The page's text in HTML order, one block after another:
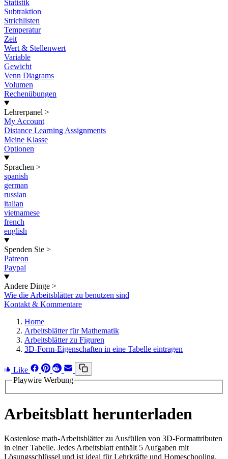
Statistik
Subtraktion
Strichlisten
Temperatur
Zeit
Wert & Stellenwert
Variable
Gewicht
Venn Diagrams
Volumen
Rechenübungen
Lehrerpanel >
My Account
Distance Learning Assignments
Meine Klasse
Optionen
Sprachen >
spanish
german
russian
italian
vietnamese
french
english
Spenden Sie >
Patreon
Paypal
Andere Dinge >
Wie die Arbeitsblätter zu benutzen sind
Kontakt & Kommentare
Home
Arbeitsblätter für Mathematik
Arbeitsblätter zu Figuren
3D-Form-Eigenschaften in eine Tabelle eintragen
Like
Playwire Werbung
Arbeitsblatt herunterladen
Kostenlose math-Arbeitsblätter zu Ausfüllen von 3D-Formattributen
in einer Tabelle. Jedes Arbeitsblatt enthält 5 Aufgaben mit
Lösungsschlüssel und ist ideal für Lehrkräfte und Homeschooling.